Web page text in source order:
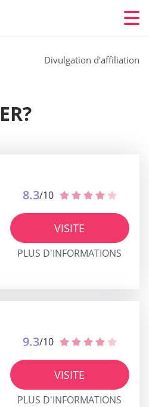
Divulgation d'affiliation
8.3/10
VISITE
PLUS D'INFORMATIONS
9.3/10
VISITE
PLUS D'INFORMATIONS